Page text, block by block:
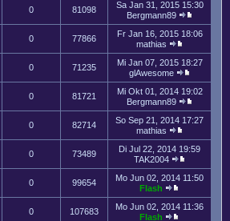
0 81098
Sa Jan 31, 2015 15:30
Bergmann89
0 77866
Fr Jan 16, 2015 18:06
mathias
0 71235
Mi Jan 07, 2015 18:27
glAwesome
0 81721
Mi Okt 01, 2014 19:02
Bergmann89
0 82714
So Sep 21, 2014 17:27
mathias
0 73489
Di Jul 22, 2014 19:59
TAK2004
0 99654
Mo Jun 02, 2014 11:50
Flash
0 107683
Mo Jun 02, 2014 11:36
Flash